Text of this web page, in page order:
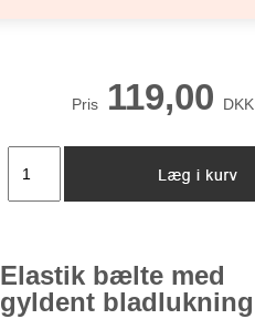
Pris 119,00 DKK
Elastik bælte med
gyldent bladlukning